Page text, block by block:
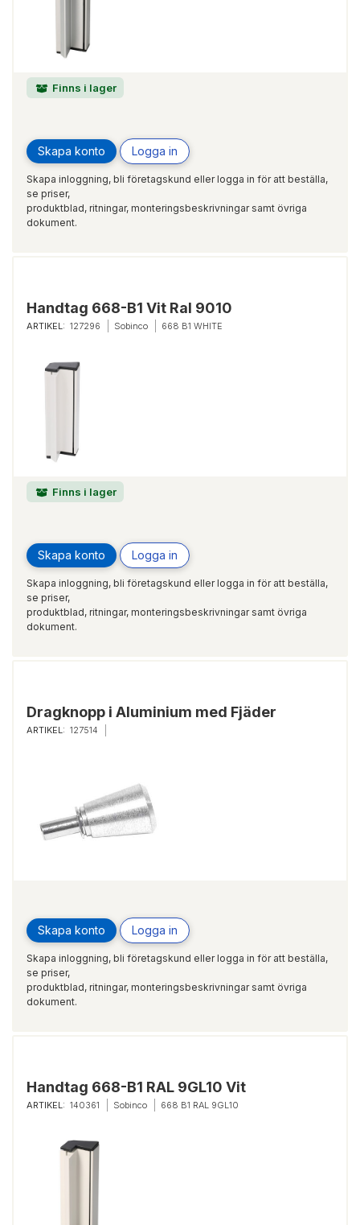
Finns i lager
Skapa konto Logga in
Skapa inloggning, bli företagskund eller logga in för att beställa,
se priser,
produktblad, ritningar, monteringsbeskrivningar samt övriga
dokument.
Handtag 668-B1 Vit Ral 9010
ARTIKEL: 127296 Sobinco 668 B1 WHITE
Finns i lager
Skapa konto Logga in
Skapa inloggning, bli företagskund eller logga in för att beställa,
se priser,
produktblad, ritningar, monteringsbeskrivningar samt övriga
dokument.
Dragknopp i Aluminium med Fjäder
ARTIKEL: 127514
Skapa konto Logga in
Skapa inloggning, bli företagskund eller logga in för att beställa,
se priser,
produktblad, ritningar, monteringsbeskrivningar samt övriga
dokument.
Handtag 668-B1 RAL 9GL10 Vit
ARTIKEL: 140361 Sobinco 668 B1 RAL 9GL10